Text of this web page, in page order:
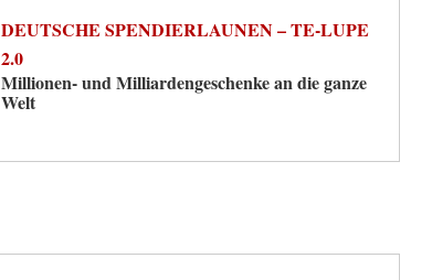
DEUTSCHE SPENDIERLAUNEN – TE-LUPE
2.0
Millionen- und Milliardengeschenke an die ganze
Welt